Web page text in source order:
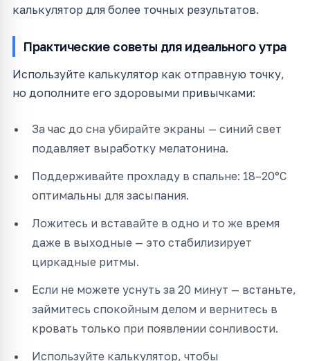
калькулятор для более точных результатов.
Практические советы для идеального утра
Используйте калькулятор как отправную точку,
но дополните его здоровыми привычками:
За час до сна убирайте экраны — синий свет
подавляет выработку мелатонина.
Поддерживайте прохладу в спальне: 18–20°C
оптимальны для засыпания.
Ложитесь и вставайте в одно и то же время
даже в выходные — это стабилизирует
циркадные ритмы.
Если не можете уснуть за 20 минут — встаньте,
займитесь спокойным делом и вернитесь в
кровать только при появлении сонливости.
Используйте калькулятор, чтобы